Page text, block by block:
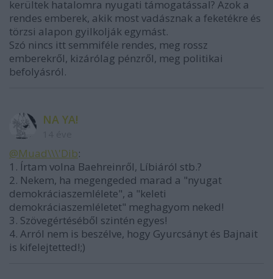
kerültek hatalomra nyugati támogatással? Azok a
rendes emberek, akik most vadásznak a feketékre és
törzsi alapon gyilkolják egymást.
Szó nincs itt semmiféle rendes, meg rossz
emberekről, kizárólag pénzről, meg politikai
befolyásról.
NA YA!
@Muad\\\'Dib:
1. Írtam volna Baehreinről, Líbiáról stb.?
2. Nekem, ha megengeded marad a "nyugat
demokráciaszemlélete", a "keleti
demokráciaszemléletet" meghagyom neked!
3. Szövegértéséből szintén egyes!
4. Arról nem is beszélve, hogy Gyurcsányt és Bajnait
is kifelejtetted!;)